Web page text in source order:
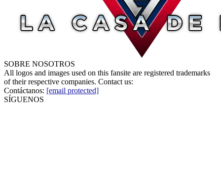
SOBRE NOSOTROS
All logos and images used on this fansite are registered trademarks
of their respective companies. Contact us:
Contáctanos: [email protected]
SÍGUENOS